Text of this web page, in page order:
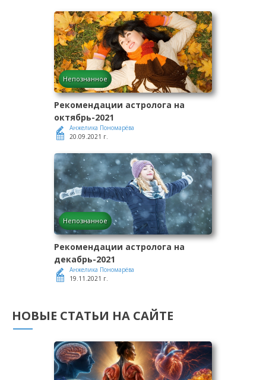
Непознанное
Рекомендации астролога на
октябрь-2021
Анжелика Пономарёва
20.09.2021 г.
Непознанное
Рекомендации астролога на
декабрь-2021
Анжелика Пономарёва
19.11.2021 г.
НОВЫЕ СТАТЬИ НА САЙТЕ